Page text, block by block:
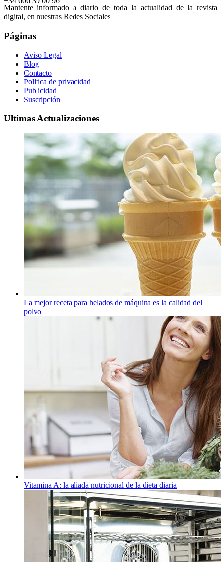
Mantente informado a diario de toda la actualidad de la revista
digital, en nuestras Redes Sociales
Páginas
Aviso Legal
Blog
Contacto
Política de privacidad
Publicidad
Suscripción
Ultimas Actualizaciones
La mejor receta para helados de máquina es la calidad del
polvo
Vitamina A: la aliada nutricional de la dieta diaria